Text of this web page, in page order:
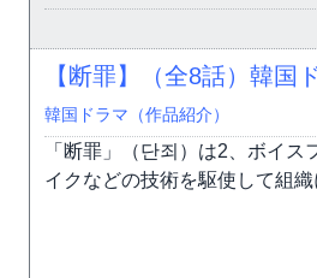
【断罪】（全8話）韓国
韓国ドラマ（作品紹介）
「断罪」（단죄）は2、ボイ
イクなどの技術を駆使して組